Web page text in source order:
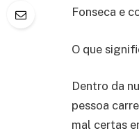
Fonseca e
O que
Dentro da
pessoa
mal certas